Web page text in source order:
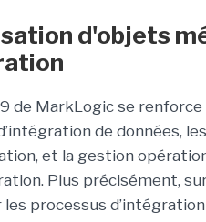
d'objets
de MarkLogic se
de données,
et la gestion
Plus précisément,
les processus